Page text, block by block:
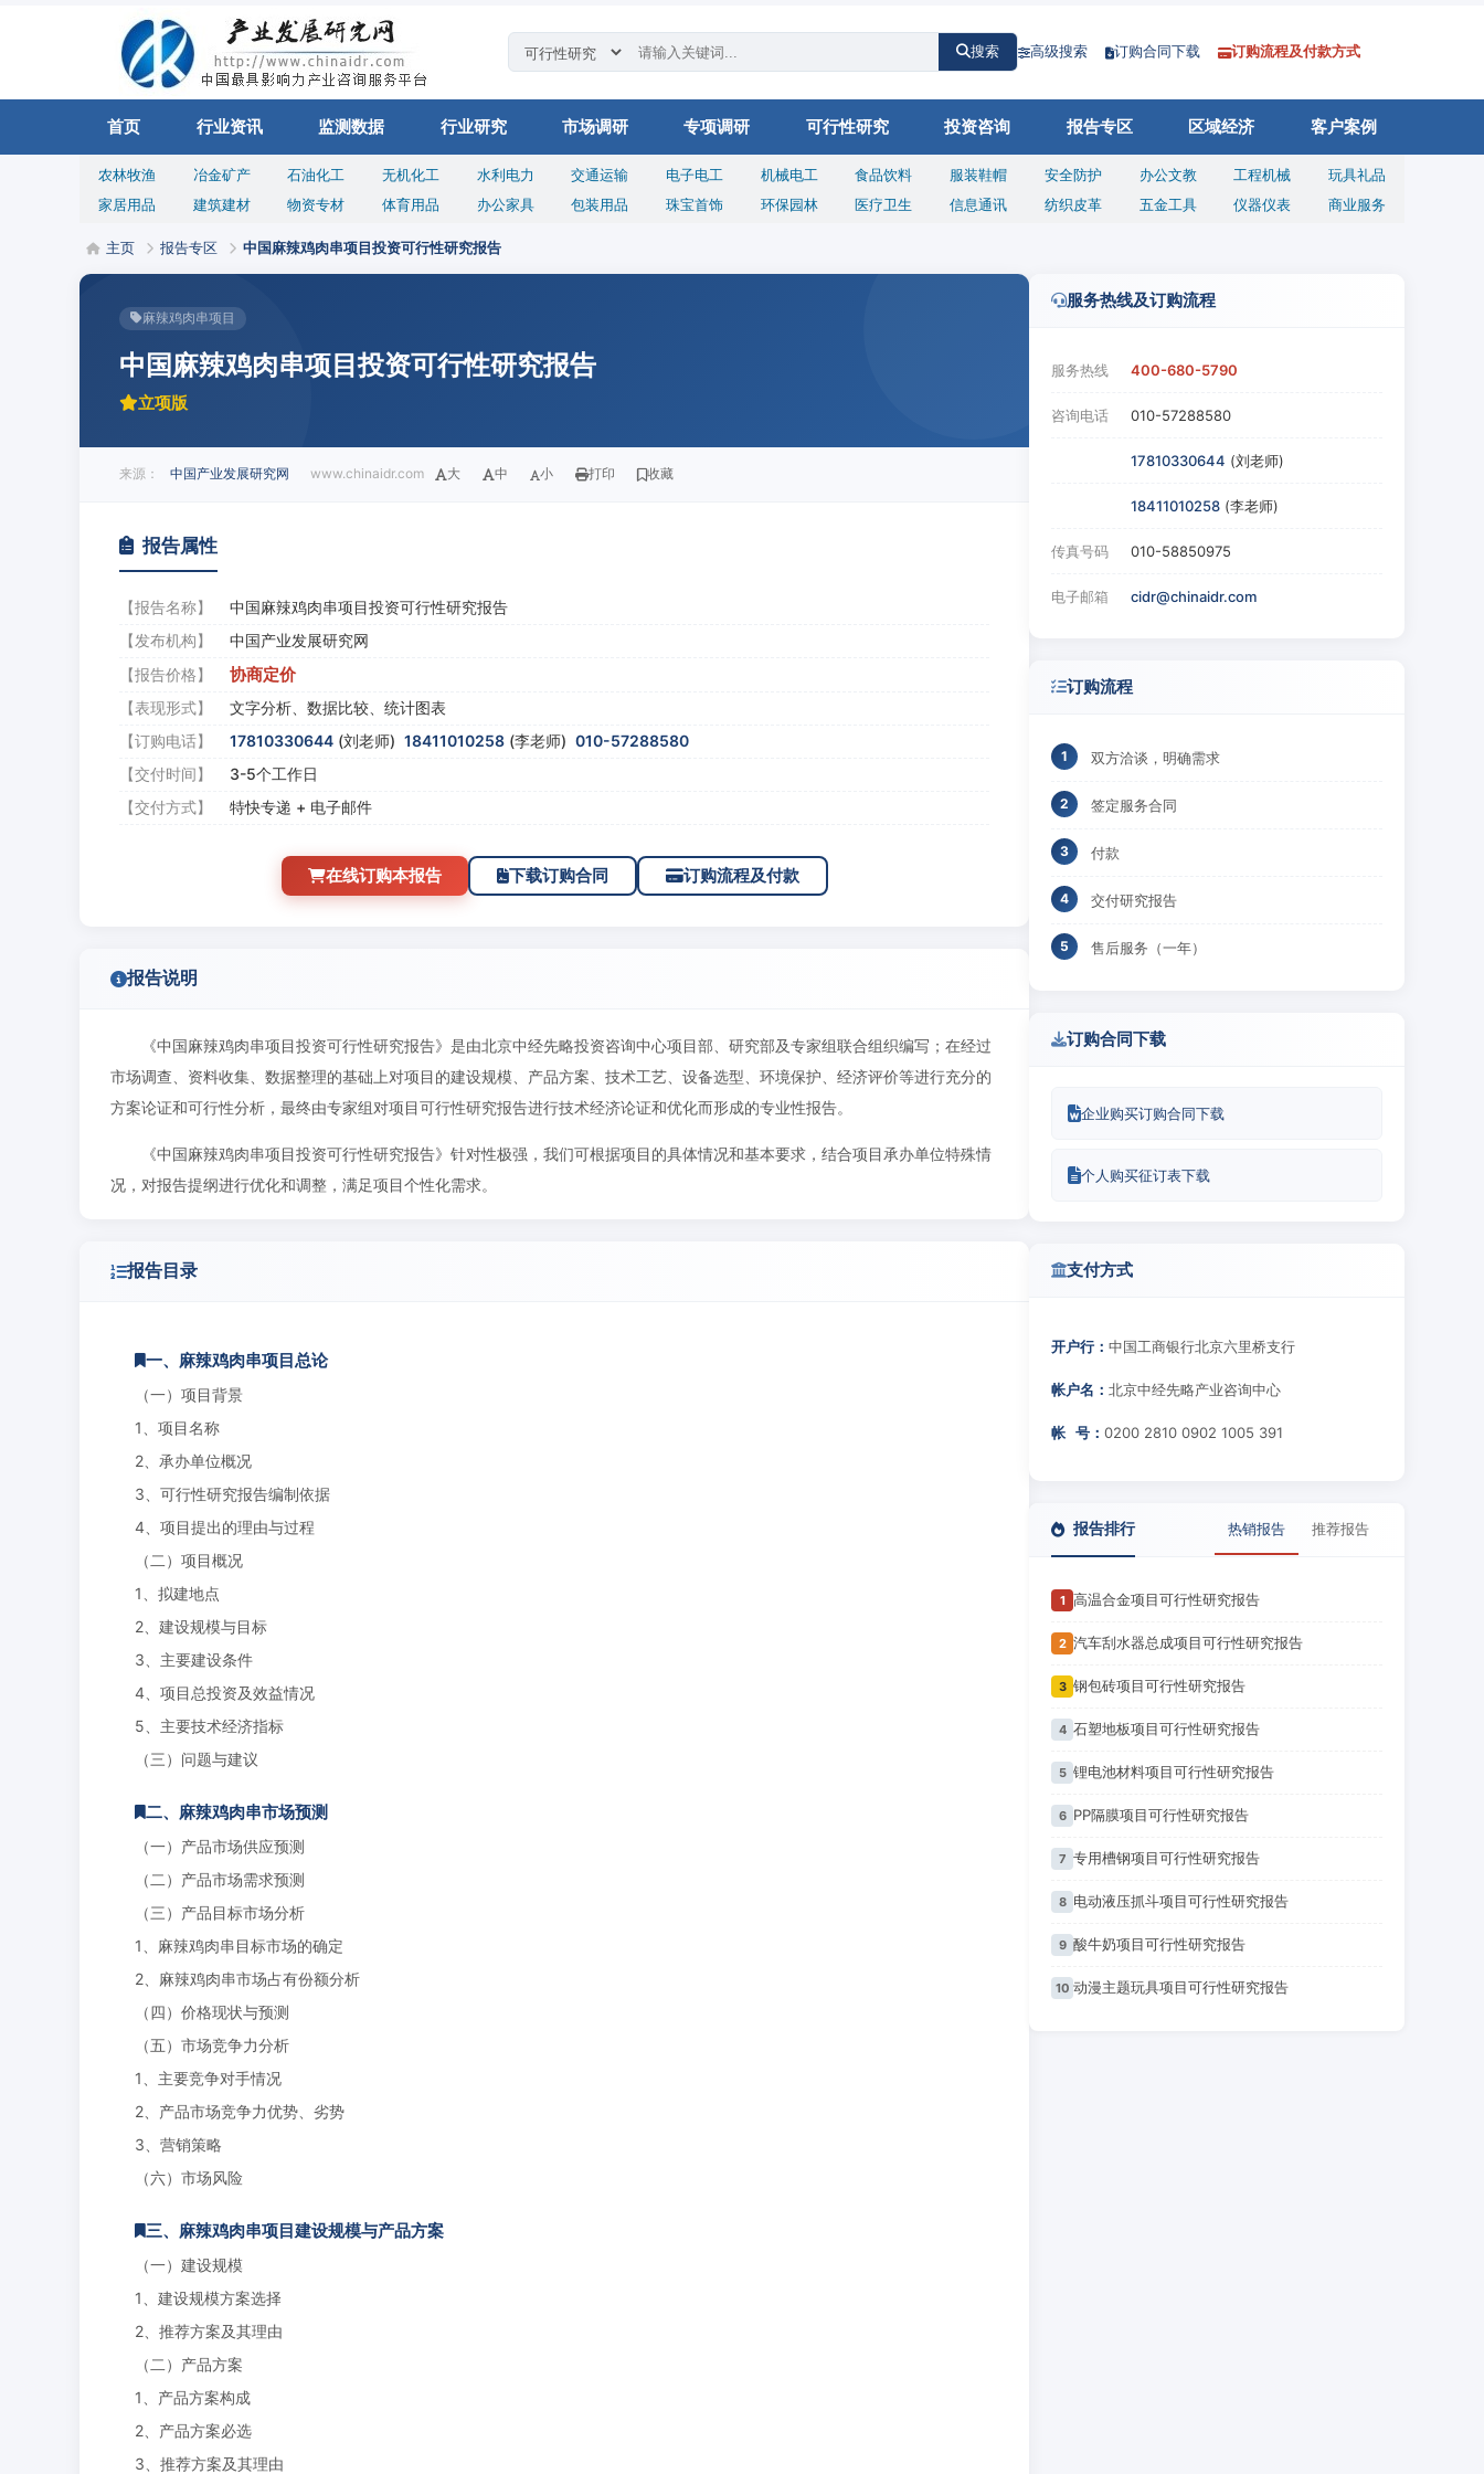
搜索 高级搜索 订购合同下载 订购流程及付款方式
首页 行业资讯 监测数据 行业研究 市场调研 专项调研 可行性研究 投资咨询 报告专区 区域经济 客户案例
农林牧渔 冶金矿产 石油化工 无机化工 水利电力 交通运输 电子电工 机械电工 食品饮料 服装鞋帽 安全防护 办公文教 工程机械
玩具礼品
家居用品
建筑建材 物资专材 体育用品 办公家具 包装用品 珠宝首饰 环保园林 医疗卫生 信息通讯 纺织皮革 五金工具 仪器仪表 商业服务
主页 报告专区 中国麻辣鸡肉串项目投资可行性研究报告
麻辣鸡肉串项目
中国麻辣鸡肉串项目投资可行性研究报告
立项版
来源： 中国产业发展研究网 www.chinaidr.com 大 中 小 打印 收藏
报告属性
【报告名称】
中国麻辣鸡肉串项目投资可行性研究报告
【发布机构】
中国产业发展研究网
【报告价格】
协商定价
【表现形式】
文字分析、数据比较、统计图表
【订购电话】
17810330644 (刘老师) 18411010258 (李老师) 010-57288580
【交付时间】
3-5个工作日
【交付方式】
特快专递 + 电子邮件
在线订购本报告 下载订购合同 订购流程及付款
报告说明
《中国麻辣鸡肉串项目投资可行性研究报告》是由北京中经先略投资咨询中心项目部、研究部及专家组联合组织编写；在经过
市场调查、资料收集、数据整理的基础上对项目的建设规模、产品方案、技术工艺、设备选型、环境保护、经济评价等进行充分的
方案论证和可行性分析，最终由专家组对项目可行性研究报告进行技术经济论证和优化而形成的专业性报告。
《中国麻辣鸡肉串项目投资可行性研究报告》针对性极强，我们可根据项目的具体情况和基本要求，结合项目承办单位特殊情
况，对报告提纲进行优化和调整，满足项目个性化需求。
报告目录
一、麻辣鸡肉串项目总论
（一）项目背景
1、项目名称
2、承办单位概况
3、可行性研究报告编制依据
4、项目提出的理由与过程
（二）项目概况
1、拟建地点
2、建设规模与目标
3、主要建设条件
4、项目总投资及效益情况
5、主要技术经济指标
（三）问题与建议
二、麻辣鸡肉串市场预测
（一）产品市场供应预测
（二）产品市场需求预测
（三）产品目标市场分析
1、麻辣鸡肉串目标市场的确定
2、麻辣鸡肉串市场占有份额分析
（四）价格现状与预测
（五）市场竞争力分析
1、主要竞争对手情况
2、产品市场竞争力优势、劣势
3、营销策略
（六）市场风险
三、麻辣鸡肉串项目建设规模与产品方案
（一）建设规模
1、建设规模方案选择
2、推荐方案及其理由
（二）产品方案
1、产品方案构成
2、产品方案必选
3、推荐方案及其理由
服务热线及订购流程
服务热线 400-680-5790
咨询电话 010-57288580
17810330644 (刘老师)
18411010258 (李老师)
传真号码 010-58850975
电子邮箱 cidr@chinaidr.com
订购流程
双方洽谈，明确需求
签定服务合同
付款
交付研究报告
售后服务（一年）
订购合同下载
企业购买订购合同下载
个人购买征订表下载
支付方式
开户行： 中国工商银行北京六里桥支行
帐户名： 北京中经先略产业咨询中心
帐 号： 0200 2810 0902 1005 391
报告排行 热销报告 推荐报告
1 高温合金项目可行性研究报告
2 汽车刮水器总成项目可行性研究报告
3 钢包砖项目可行性研究报告
4 石塑地板项目可行性研究报告
5 锂电池材料项目可行性研究报告
6 PP隔膜项目可行性研究报告
7 专用槽钢项目可行性研究报告
8 电动液压抓斗项目可行性研究报告
9 酸牛奶项目可行性研究报告
10 动漫主题玩具项目可行性研究报告